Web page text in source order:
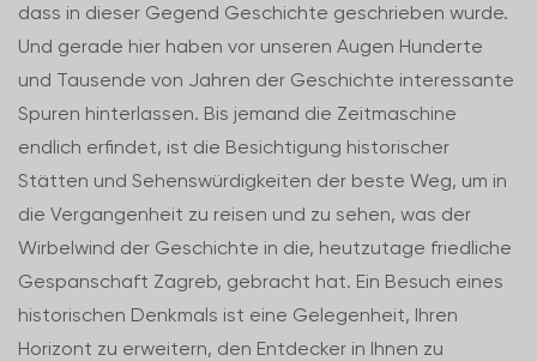
dass in dieser Gegend Geschichte geschrieben wurde.
Und gerade hier haben vor unseren Augen Hunderte
und Tausende von Jahren der Geschichte interessante
Spuren hinterlassen. Bis jemand die Zeitmaschine
endlich erfindet, ist die Besichtigung historischer
Stätten und Sehenswürdigkeiten der beste Weg, um in
die Vergangenheit zu reisen und zu sehen, was der
Wirbelwind der Geschichte in die, heutzutage friedliche
Gespanschaft Zagreb, gebracht hat. Ein Besuch eines
historischen Denkmals ist eine Gelegenheit, Ihren
Horizont zu erweitern, den Entdecker in Ihnen zu